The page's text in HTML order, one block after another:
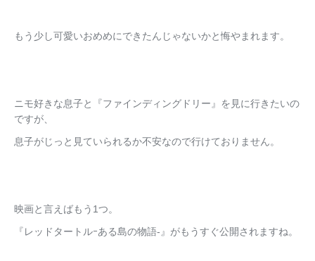
もう少し可愛いおめめにできたんじゃないかと悔やまれます。
ニモ好きな息子と『ファインディングドリー』を見に行きたいの
ですが、
息子がじっと見ていられるか不安なので行けておりません。
映画と言えばもう1つ。
『レッドタートルｰある島の物語-』がもうすぐ公開されますね。